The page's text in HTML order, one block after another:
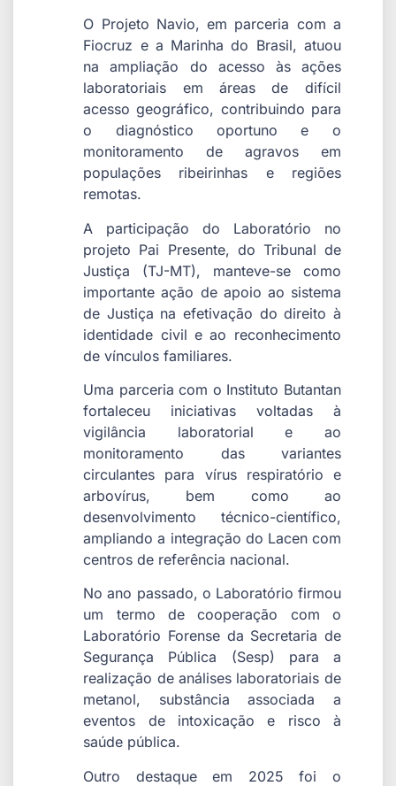
O Projeto Navio, em parceria com a
Fiocruz e a Marinha do Brasil, atuou
na ampliação do acesso às ações
laboratoriais em áreas de difícil
acesso geográfico, contribuindo para
o diagnóstico oportuno e o
monitoramento de agravos em
populações ribeirinhas e regiões
remotas.
A participação do Laboratório no
projeto Pai Presente, do Tribunal de
Justiça (TJ-MT), manteve-se como
importante ação de apoio ao sistema
de Justiça na efetivação do direito à
identidade civil e ao reconhecimento
de vínculos familiares.
Uma parceria com o Instituto Butantan
fortaleceu iniciativas voltadas à
vigilância laboratorial e ao
monitoramento das variantes
circulantes para vírus respiratório e
arbovírus, bem como ao
desenvolvimento técnico-científico,
ampliando a integração do Lacen com
centros de referência nacional.
No ano passado, o Laboratório firmou
um termo de cooperação com o
Laboratório Forense da Secretaria de
Segurança Pública (Sesp) para a
realização de análises laboratoriais de
metanol, substância associada a
eventos de intoxicação e risco à
saúde pública.
Outro destaque em 2025 foi o